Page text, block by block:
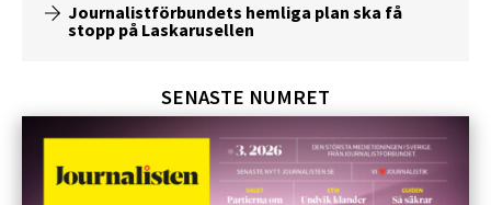
Journalistförbundets hemliga plan ska få
stopp på Laskarusellen
SENASTE NUMRET